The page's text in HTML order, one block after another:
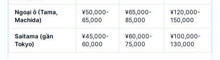
Ngoại ô (Tama,
Machida)
¥50,000-
65,000
¥65,000-
85,000
¥120,000-
150,000
Saitama (gần
Tokyo)
¥45,000-
60,000
¥60,000-
75,000
¥100,000-
130,000